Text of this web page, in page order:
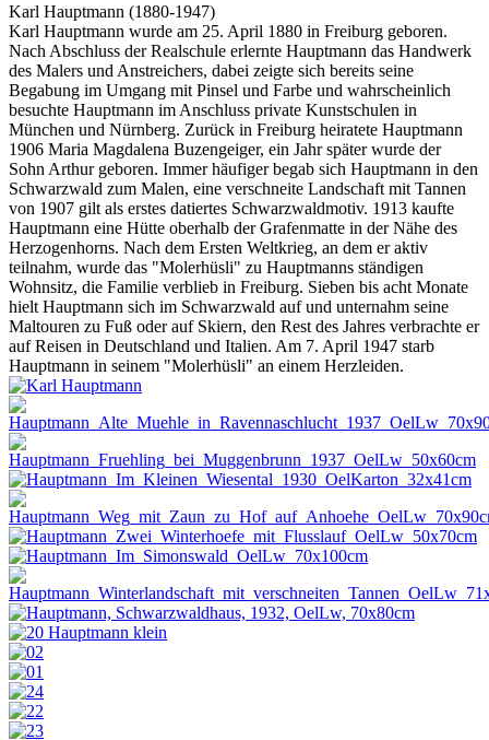
Karl Hauptmann (1880-1947)
Karl Hauptmann wurde am 25. April 1880 in Freiburg geboren.
Nach Abschluss der Realschule erlernte Hauptmann das Handwerk
des Malers und Anstreichers, dabei zeigte sich bereits seine
Begabung im Umgang mit Pinsel und Farbe und wahrscheinlich
besuchte Hauptmann im Anschluss private Kunstschulen in
München und Nürnberg. Zurück in Freiburg heiratete Hauptmann
1906 Maria Magdalena Buzengeiger, ein Jahr später wurde der
Sohn Arthur geboren. Immer häufiger begab sich Hauptmann in den
Schwarzwald zum Malen, eine verschneite Landschaft mit Tannen
von 1907 gilt als erstes datiertes Schwarzwaldmotiv. 1913 kaufte
Hauptmann eine Hütte oberhalb der Grafenmatte in der Nähe des
Herzogenhorns. Nach dem Ersten Weltkrieg, an dem er aktiv
teilnahm, wurde das "Molerhüsli" zu Hauptmanns ständigen
Wohnsitz, die Familie verblieb in Freiburg. Sieben bis acht Monate
hielt Hauptmann sich im Schwarzwald auf und unternahm seine
Maltouren zu Fuß oder auf Skiern, den Rest des Jahres verbrachte er
auf Reisen in Deutschland und Italien. Am 7. April 1947 starb
Hauptmann in seinem "Molerhüsli" an einem Herzleiden.